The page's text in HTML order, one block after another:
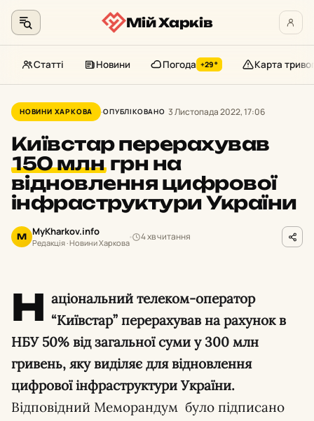
до
контенту
Мій Харків
Статті Новини Погода +29° Карта
НОВИНИ ХАРКОВА ОПУБЛІКОВАНО 3 Листопада 2022, 17:06
Київстар перерахував
150 млнгрн на
відновлення цифрової
інфраструктури України
M MyKharkov.info
Редакція · Новини Харкова
4 хв читання
Н аціональний телеком-оператор
“Київстар” перерахував на рахунок в
НБУ 50% від загальної суми у 300 млн
гривень, яку виділяє для відновлення
цифрової інфраструктури України.
Відповідний Меморандум було підписано